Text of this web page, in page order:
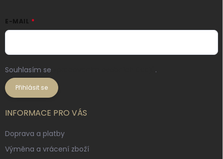
E-MAIL
Souhlasím se .
Přihlásit se
INFORMACE PRO VÁS
Doprava a platby
Výměna a vrácení zboží